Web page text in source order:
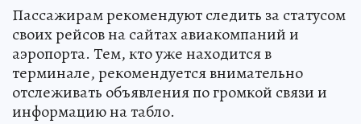
Пассажирам рекомендуют следить за статусом
своих рейсов на сайтах авиакомпаний и
аэропорта. Тем, кто уже находится в
терминале, рекомендуется внимательно
отслеживать объявления по громкой связи и
информацию на табло.